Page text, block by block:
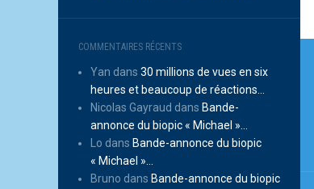
COMMENTAIRES RÉCENTS
Yan dans 30 millions de vues en six
heures et beaucoup de réactions…
Nicolas Gayraud dans Bande-
annonce du biopic « Michael »…
Lo dans Bande-annonce du biopic
« Michael »…
Bruno dans Bande-annonce du biopic